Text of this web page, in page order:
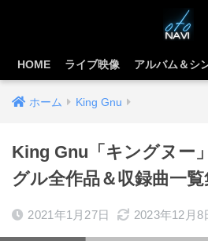
HOME ライブ映像 アルバム＆シ
ホーム King Gnu
King Gnu「キングヌー
グル全作品＆収録曲一覧
2021年1月27日 2023年12月8